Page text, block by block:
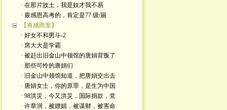
· 在那片故土，我是奴才我不易
· 最感恩高考的，肯定是77 级/届
【有感而发】
· 好女不和男斗-2
· 席大大是学霸
· 被赶出旧金山中领馆的唐娟背叛了
· 那些可怜的唐娟们
· 旧金山中领馆知道，把唐娟交出去
· 唐娟女士，你的原罪，是生为中国
· 98洪災，今又洪災，国际捐款，党
· 许章润，被嫖娼，被谋财，被害命